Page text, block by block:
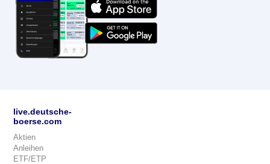
live.deutsche-
boerse.com
Aktien
Anleihen
ETF/ETP